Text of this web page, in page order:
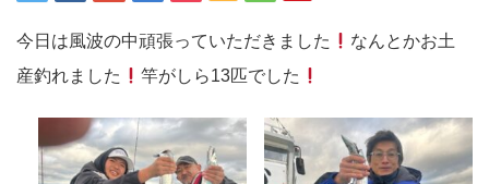
今日は風波の中頑張っていただきました
なんとかお土
産釣れました
竿がしら13匹でした